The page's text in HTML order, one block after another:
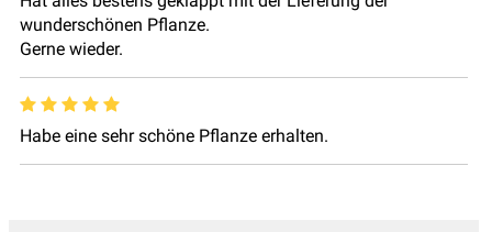
wunderschönen Pflanze.
Gerne wieder.
Habe eine sehr schöne Pflanze erhalten.